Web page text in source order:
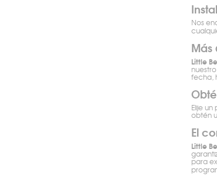
Nos
Más
Little
fecha,
Elije
obtén
El
Little
para